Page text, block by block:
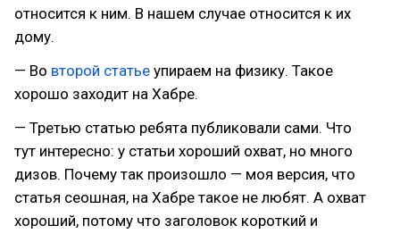
относится к ним. В нашем случае относится к их
дому.
— Во второй статье упираем на физику. Такое
хорошо заходит на Хабре.
— Третью статью ребята публиковали сами. Что
тут интересно: у статьи хороший охват, но много
дизов. Почему так произошло — моя версия, что
статья сеошная, на Хабре такое не любят. А охват
хороший, потому что заголовок короткий и